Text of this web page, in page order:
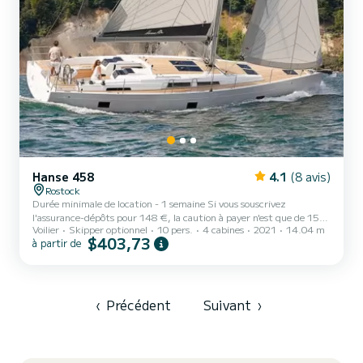
Hanse 458 4.1 (8 avis)
Rostock
Durée minimale de location - 1 semaine Si vous souscrivez
l'assurance-dépôts pour 148 €, la caution à payer n'est que de 150
€. La mer Baltique près de Rostock est considérée au niveau
international comme une zone de navigation exceptionnelle. L'eau
les façades classiques de la station balnéaire de...
Voilier Skipper optionnel 10 pers. 4 cabines 2021 14.04 m
à partir de $403,73
‹ Précédent Suivant ›